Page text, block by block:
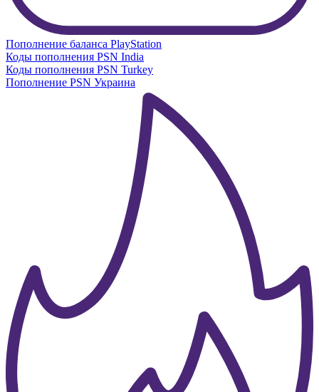
Пополнение баланса PlayStation
Коды пополнения PSN India
Коды пополнения PSN Turkey
Пополнение PSN Украина